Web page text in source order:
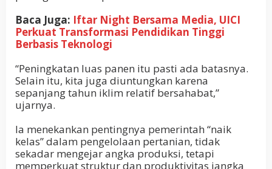
Baca Juga: Iftar Night Bersama Media, UICI
Perkuat Transformasi Pendidikan Tinggi
Berbasis Teknologi
“Peningkatan luas panen itu pasti ada batasnya.
Selain itu, kita juga diuntungkan karena
sepanjang tahun iklim relatif bersahabat,”
ujarnya.
Ia menekankan pentingnya pemerintah “naik
kelas” dalam pengelolaan pertanian, tidak
sekadar mengejar angka produksi, tetapi
memperkuat struktur dan produktivitas jangka